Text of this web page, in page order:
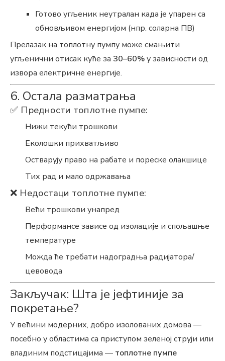
Готово угљеник неутралан када је упарен са
обновљивом енергијом (нпр. соларна ПВ)
Прелазак на топлотну пумпу може смањити
угљенични отисак куће за 30–60%у зависности од
извора електричне енергије.
6. Остала разматрања
✅ Предности топлотне пумпе:
Нижи текући трошкови
Еколошки прихватљиво
Остварују право на рабате и пореске олакшице
Тих рад и мало одржавања
❌ Недостаци топлотне пумпе:
Већи трошкови унапред
Перформансе зависе од изолације и спољашње
температуре
Можда ће требати надоградња радијатора/
цевовода
Закључак: Шта је јефтиније за
покретање?
У већини модерних, добро изолованих домова —
посебно у областима са приступом зеленој струји или
владиним подстицајима — топлотне пумпе